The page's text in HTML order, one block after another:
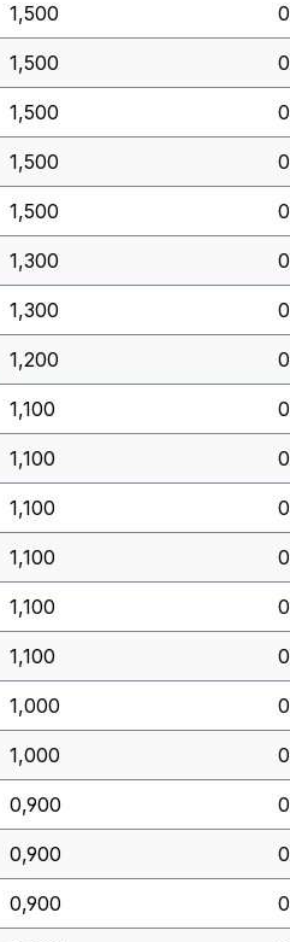
1,500
1,500
1,500
1,500
1,500
1,300
1,300
1,200
1,100
1,100
1,100
1,100
1,100
1,100
1,000
1,000
0,900
0,900
0,900